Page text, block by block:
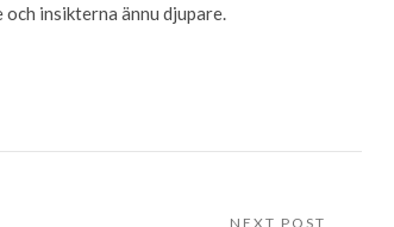
insikterna ännu djupare.